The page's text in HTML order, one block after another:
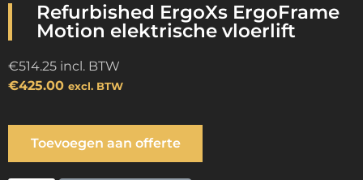
Refurbished ErgoXs ErgoFrame
Motion elektrische vloerlift
€514.25 incl. BTW
€425.00 excl. BTW
Toevoegen aan offerte